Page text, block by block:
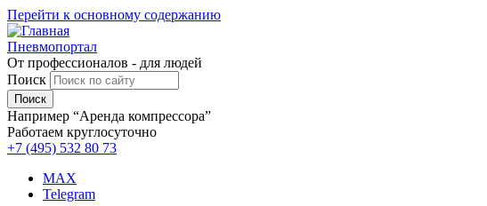
Перейти к основному содержанию
Пневмопортал
От профессионалов - для людей
Поиск
Например “Аренда компрессора”
Работаем круглосуточно
+7 (495) 532 80 73
MAX
Telegram